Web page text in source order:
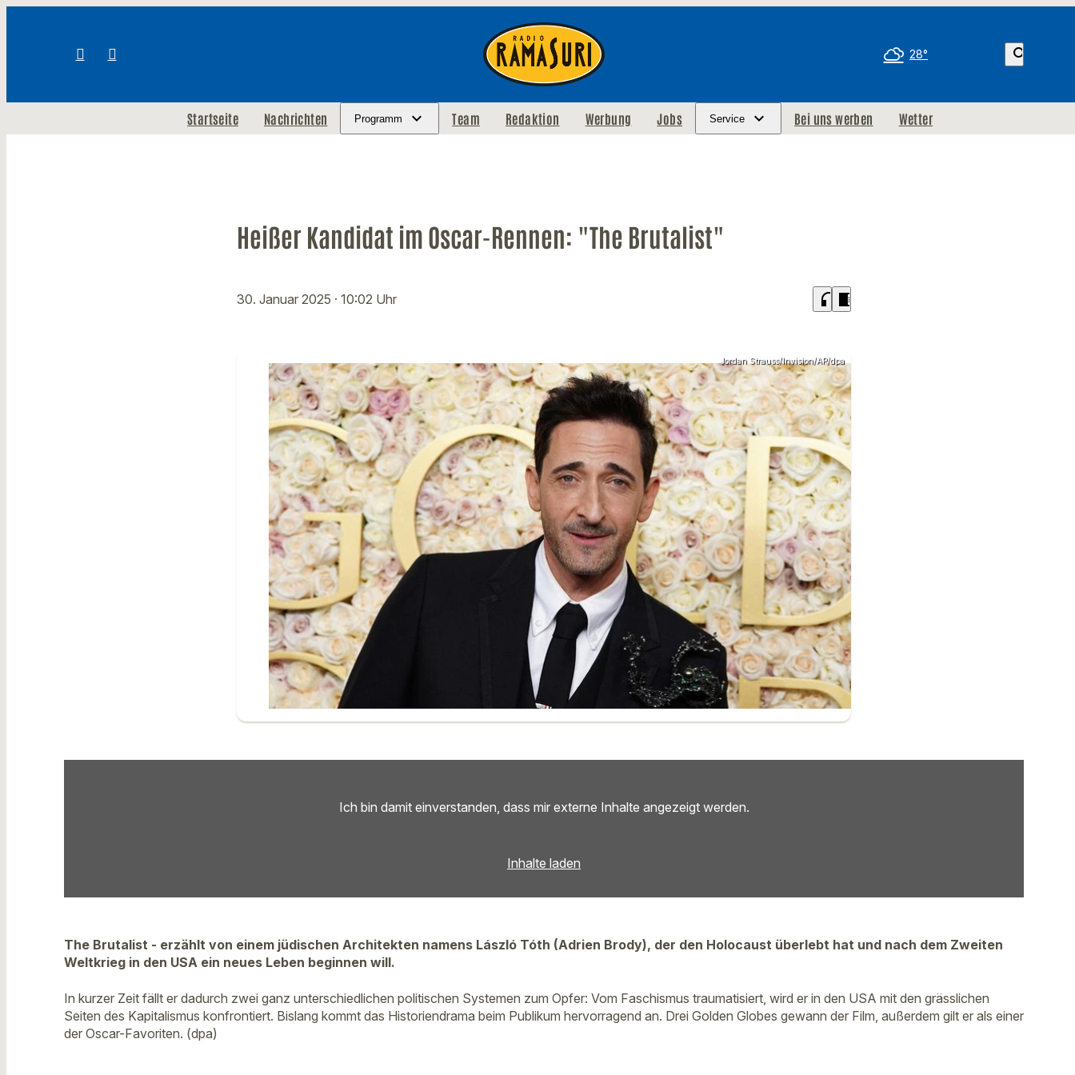
28° search
Startseite Nachrichten Programm Team Redaktion Werbung Jobs Service Bei uns werben Wetter
Heißer Kandidat im Oscar-Rennen: "The Brutalist"
30. Januar 2025 · 10:02 Uhr headphones chrome_reader_mode
Jordan Strauss/Invision/AP/dpa
Ich bin damit einverstanden, dass mir externe Inhalte angezeigt werden.
Inhalte laden
The Brutalist - erzählt von einem jüdischen Architekten namens László Tóth (Adrien Brody), der den Holocaust überlebt hat und nach dem Zweiten
Weltkrieg in den USA ein neues Leben beginnen will.
In kurzer Zeit fällt er dadurch zwei ganz unterschiedlichen politischen Systemen zum Opfer: Vom Faschismus traumatisiert, wird er in den USA mit den grässlichen
Seiten des Kapitalismus konfrontiert. Bislang kommt das Historiendrama beim Publikum hervorragend an. Drei Golden Globes gewann der Film, außerdem gilt er als einer
der Oscar-Favoriten. (dpa)